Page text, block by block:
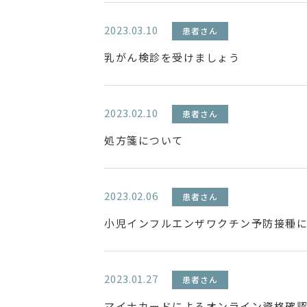
2023.03.10 患者さん
乳がん検診を受けましょう
2023.02.10 患者さん
処方箋について
2023.02.06 患者さん
小児インフルエンザワクチン予防接種
2023.01.27 患者さん